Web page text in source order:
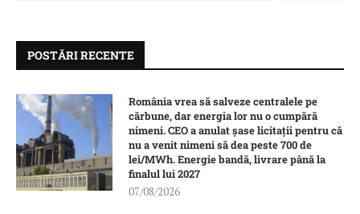
POSTĂRI RECENTE
România vrea să salveze centralele pe
cărbune, dar energia lor nu o cumpără
nimeni. CEO a anulat șase licitații pentru că
nu a venit nimeni să dea peste 700 de
lei/MWh. Energie bandă, livrare până la
finalul lui 2027
07/08/2026